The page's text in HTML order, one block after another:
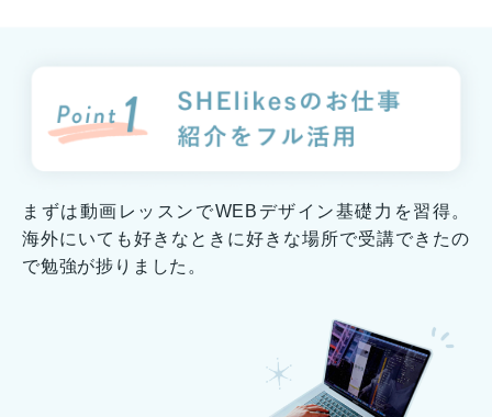
まずは動画レッスンでWEBデザイン基礎力を習得。
海外にいても好きなときに好きな場所で受講できたの
で勉強が捗りました。